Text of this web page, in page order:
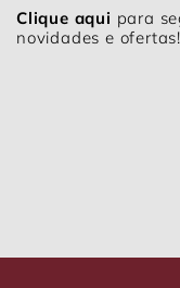
Clique aqui para
novidades e ofertas!